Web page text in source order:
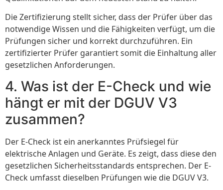
Die Zertifizierung stellt sicher, dass der Prüfer über das
notwendige Wissen und die Fähigkeiten verfügt, um die
Prüfungen sicher und korrekt durchzuführen. Ein
zertifizierter Prüfer garantiert somit die Einhaltung aller
gesetzlichen Anforderungen.
4. Was ist der E-Check und wie
hängt er mit der DGUV V3
zusammen?
Der E-Check ist ein anerkanntes Prüfsiegel für
elektrische Anlagen und Geräte. Es zeigt, dass diese den
gesetzlichen Sicherheitsstandards entsprechen. Der E-
Check umfasst dieselben Prüfungen wie die DGUV V3.